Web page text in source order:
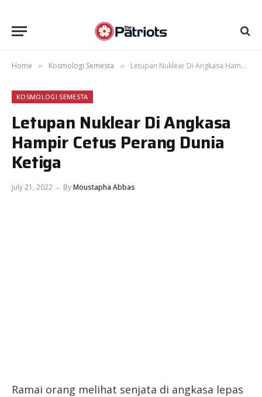
Home » Kosmologi Semesta » Letupan Nuklear Di Angkasa Hampir Cetus Perang Dunia Ketiga
KOSMOLOGI SEMESTA
Letupan Nuklear Di Angkasa
Hampir Cetus Perang Dunia
Ketiga
July 21, 2022 ByMoustapha Abbas
Ramai orang melihat senjata di angkasa lepas